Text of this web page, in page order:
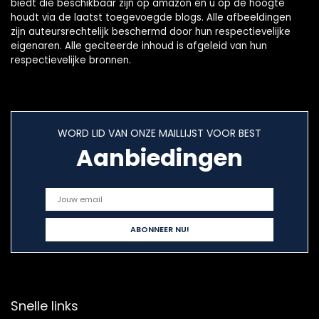
biedt die beschikbaar zijn op amazon en u op de hoogte
houdt via de laatst toegevoegde blogs. Alle afbeeldingen
zijn auteursrechtelijk beschermd door hun respectievelijke
eigenaren. Alle geciteerde inhoud is afgeleid van hun
respectievelijke bronnen.
WORD LID VAN ONZE MAILLIJST VOOR BEST
Aanbiedingen
Snelle links